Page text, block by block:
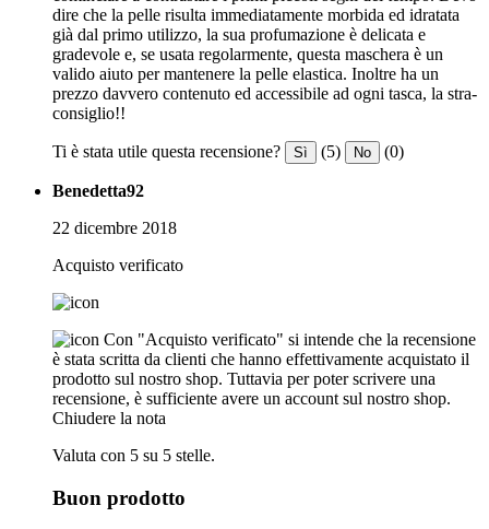
dire che la pelle risulta immediatamente morbida ed idratata
già dal primo utilizzo, la sua profumazione è delicata e
gradevole e, se usata regolarmente, questa maschera è un
valido aiuto per mantenere la pelle elastica. Inoltre ha un
prezzo davvero contenuto ed accessibile ad ogni tasca, la stra-
consiglio!!
Ti è stata utile questa recensione? Sì (5) No (0)
Benedetta92
22 dicembre 2018
Acquisto verificato
Con "Acquisto verificato" si intende che la recensione
è stata scritta da clienti che hanno effettivamente acquistato il
prodotto sul nostro shop. Tuttavia per poter scrivere una
recensione, è sufficiente avere un account sul nostro shop.
Chiudere la nota
Valuta con 5 su 5 stelle.
Buon prodotto